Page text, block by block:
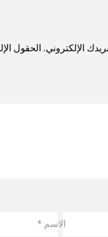
الإلكتروني. الحقول
الاسم*